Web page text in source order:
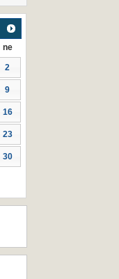
ne
2
9
16
23
30